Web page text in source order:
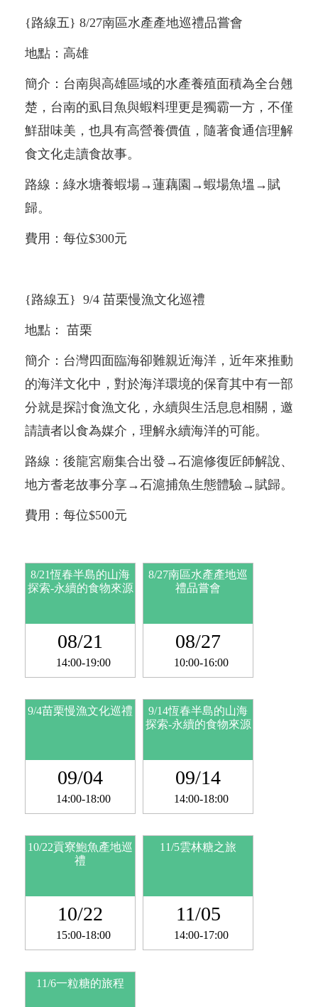
{路線五} 8/27南區水產產地巡禮品嘗會
地點：高雄
簡介：台南與高雄區域的水產養殖面積為全台翹
楚，台南的虱目魚與蝦料理更是獨霸一方，不僅
鮮甜味美，也具有高營養價值，隨著食通信理解
食文化走讀食故事。
路線：綠水塘養蝦場→蓮藕園→蝦場魚塭→賦
歸。
費用：每位$300元
{路線五} 9/4 苗栗慢漁文化巡禮
地點： 苗栗
簡介：台灣四面臨海卻難親近海洋，近年來推動
的海洋文化中，對於海洋環境的保育其中有一部
分就是探討食漁文化，永續與生活息息相關，邀
請讀者以食為媒介，理解永續海洋的可能。
路線：後龍宮廟集合出發→石滬修復匠師解說、
地方耆老故事分享→石滬捕魚生態體驗→賦歸。
費用：每位$500元
8/21恆春半島的山海
探索-永續的食物來源
08/21
14:00-19:00
8/27南區水產產地巡
禮品嘗會
08/27
10:00-16:00
9/4苗栗慢漁文化巡禮
09/04
14:00-18:00
9/14恆春半島的山海
探索-永續的食物來源
09/14
14:00-18:00
10/22貢寮鮑魚產地巡
禮
10/22
15:00-18:00
11/5雲林糖之旅
11/05
14:00-17:00
11/6一粒糖的旅程